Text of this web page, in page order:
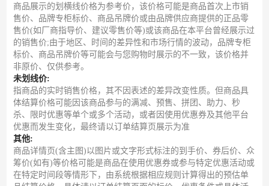
商品展示的划横线价格为参考价，该价格可能是商品首次上市销
售价、品牌专柜标价、商品吊牌价或由品牌供应商提供的正品零
售价(如厂商指导价、建议零售价等)或该商品在本平台曾经展示过
的销售价;由于地区、时间的差异性和市场行情的波动，品牌专柜
标价、商品吊牌价等可能会与您购物时展示的不一致，该价格并
非原价、仅供参考。
未划线价:
指商品的实时销售价格，其不因表述的差异改变性质。但商品具
体结算价格可能因该商品参与的满减、预售、拼团、助力、秒
杀、限时优惠等单个或多个活动，或者因使用优惠券及其他平台
优惠而发生变化，最终请以订单结算页展示为准
其他:
商品详情页(含主图)以图片或文字形式标注的到手价、券后价、众
筹价(如有)等价格可能是商品在使用优惠券或参与特定优惠活动或
在特定时间段等情形下，由系统根据相应规则计算得出的预估单